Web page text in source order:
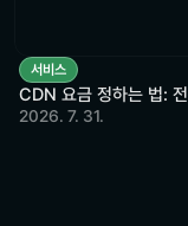
서비스
CDN 요금 정하는 법:
2026. 7. 31.